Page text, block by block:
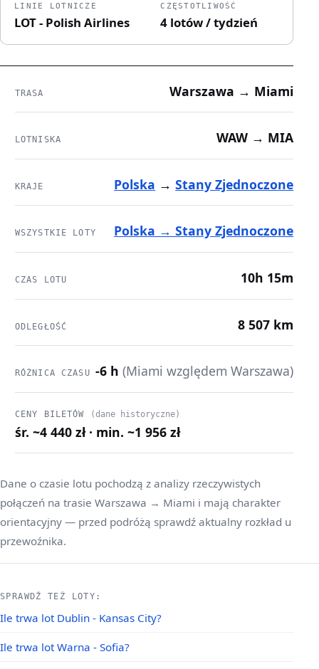
LINIE LOTNICZE
LOT - Polish Airlines
CZĘSTOTLIWOŚĆ
4 lotów / tydzień
TRASA Warszawa → Miami
LOTNISKA WAW → MIA
KRAJE Polska →Stany Zjednoczone
WSZYSTKIE LOTY Polska → Stany Zjednoczone
CZAS LOTU 10h 15m
ODLEGŁOŚĆ 8 507 km
RÓŻNICA CZASU -6 h(Miami względem Warszawa)
CENY BILETÓW (dane historyczne)
śr. ~4 440 zł · min. ~1 956 zł
Dane o czasie lotu pochodzą z analizy rzeczywistych
połączeń na trasie Warszawa → Miami i mają charakter
orientacyjny — przed podróżą sprawdź aktualny rozkład u
przewoźnika.
SPRAWDŹ TEŻ LOTY:
Ile trwa lot Dublin - Kansas City?
Ile trwa lot Warna - Sofia?